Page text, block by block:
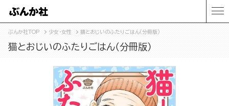
ぶんか社TOP 少女・女性 猫とおじいのふたりごはん（分冊版）
猫とおじいのふたりごはん（分冊版）